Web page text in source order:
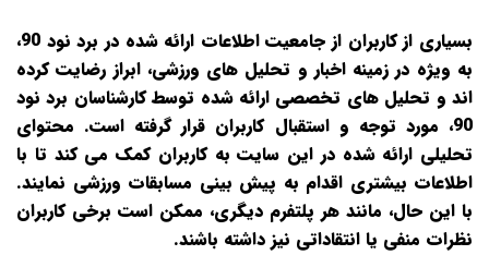
بسیاری از کاربران از جامعیت اطلاعات ارائه شده در برد نود 90،
به ویژه در زمینه اخبار و تحلیل‌ های ورزشی، ابراز رضایت کرده‌
اند و تحلیل‌ های تخصصی ارائه شده توسط کارشناسان برد نود
90، مورد توجه و استقبال کاربران قرار گرفته است. محتوای
تحلیلی ارائه شده در این سایت به کاربران کمک می کند تا با
اطلاعات بیشتری اقدام به پیش بینی مسابقات ورزشی نمایند.
با این حال، مانند هر پلتفرم دیگری، ممکن است برخی کاربران
نظرات منفی یا انتقاداتی نیز داشته باشند.